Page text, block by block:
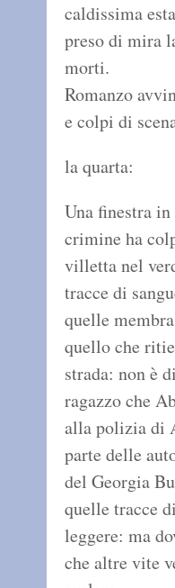
caldissima
preso di mira
morti.
Romanzo
e colpi di
la quarta:
Una finestra
crimine ha
villetta nel
tracce di
quelle
quello che
strada: non è
ragazzo che
alla polizia di
parte delle
del Georgia
quelle tracce
leggere: ma
che altre vite